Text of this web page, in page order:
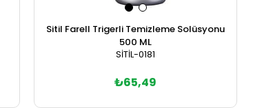
Sitil Farell Trigerli Temizleme Solüsyonu
500 ML
SİTİL-0181
₺65,49